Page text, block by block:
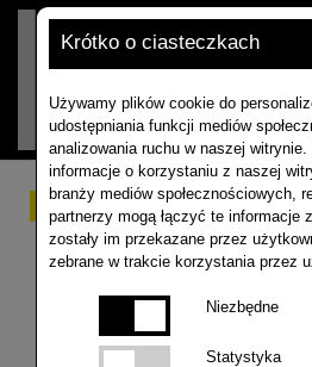
Krótko o ciasteczkach
Używamy plików cookie do
udostępniania funkcji mediów
analizowania ruchu w naszej
informacje o korzystaniu z naszej
branży mediów społecznościowych,
partnerzy mogą łączyć te informacje
zostały im przekazane przez
zebrane w trakcie korzystania przez
Niezbędne
Statystyka
Informacje ze
światowego
rzepaku -
maj/czerwiec